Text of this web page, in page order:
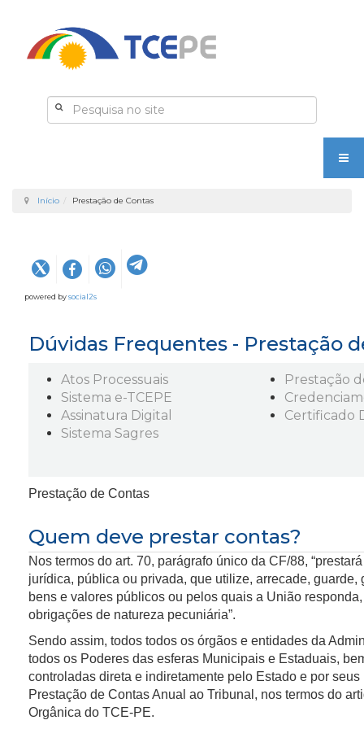
Início Prestação de Contas
powered bysocial2s
Dúvidas Frequentes - Prestação
Atos Processuais
Prestação
Sistema e-TCEPE
Assinatura Digital
Certificado
Sistema Sagres
Prestação de Contas
Quem deve prestar contas?
Nos termos do art. 70, parágrafo único da CF/88,
jurídica, pública ou privada, que utilize, arrecade,
bens e valores públicos ou pelos quais a União
obrigações de natureza pecuniária”.
Sendo assim, todos todos os órgãos e entidades da
todos os Poderes das esferas Municipais e Estaduais,
controladas direta e indiretamente pelo Estado e por
Prestação de Contas Anual ao Tribunal, nos termos do
Orgânica do TCE-PE.